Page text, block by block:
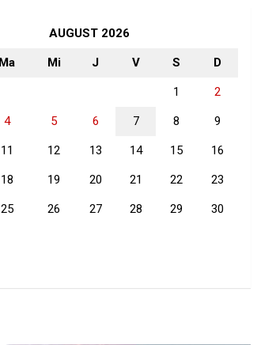
AUGUST 2026
Ma Mi J V S D
1 2
4 5 6 7 8 9
11 12 13 14 15 16
18 19 20 21 22 23
25 26 27 28 29 30